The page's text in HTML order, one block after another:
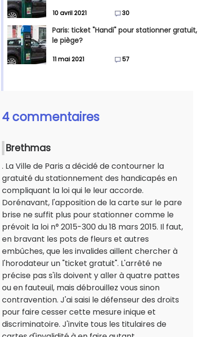
10 avril 2021 30
Paris: ticket "Handi" pour stationner gratuit,
le piège?
11 mai 2021 57
4 commentaires
Brethmas
. La Ville de Paris a décidé de contourner la
gratuité du stationnement des handicapés en
compliquant la loi qui le leur accorde.
Dorénavant, l'apposition de la carte sur le pare
brise ne suffit plus pour stationner comme le
prévoit la loi n° 2015-300 du 18 mars 2015. Il faut,
en bravant les pots de fleurs et autres
embûches, que les invalides aillent chercher à
l'horodateur un "ticket gratuit". L'arrêté ne
précise pas s'ils doivent y aller à quatre pattes
ou en fauteuil, mais débrouillez vous sinon
contravention. J'ai saisi le défenseur des droits
pour faire cesser cette mesure inique et
discriminatoire. J'invite tous les titulaires de